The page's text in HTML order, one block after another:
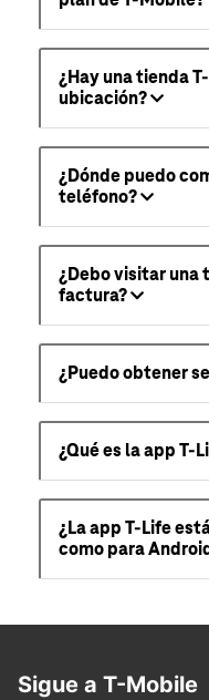
¿Hay una tienda
ubicación?
¿Dónde puedo
teléfono?
¿Debo visitar una
factura?
¿Puedo obtener
¿Qué es la app T-
¿La app T-Life
como para